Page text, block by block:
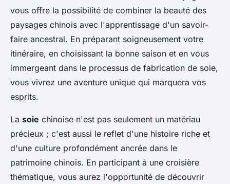
vous offre la possibilité de combiner la beauté des
paysages chinois avec l'apprentissage d'un savoir-
faire ancestral. En préparant soigneusement votre
itinéraire, en choisissant la bonne saison et en vous
immergeant dans le processus de fabrication de soie,
vous vivrez une aventure unique qui marquera vos
esprits.
La soie chinoise n'est pas seulement un matériau
précieux ; c'est aussi le reflet d'une histoire riche et
d'une culture profondément ancrée dans le
patrimoine chinois. En participant à une croisière
thématique, vous aurez l'opportunité de découvrir